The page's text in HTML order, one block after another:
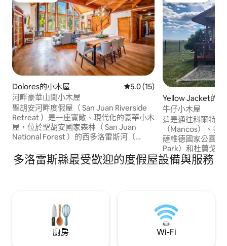
Dolores的小木屋 從 15 則評價中獲得 5.0 的平
5.0 (15)
河畔豪華山間小木屋
聖胡安河畔度假屋（ San Juan Riverside
Retreat ）是一座寬敞、現代化的豪華小木
屋，位於聖胡安國家森林（ San Juan
National Forest ）的西多洛雷斯河（
節如何，您都將有足夠的空間放鬆身心，
也是發起探險之旅的完美場所！ 草坪上有
放鬆身心，享受房源的所有設備與服務！
Yellow Jacket的
牛仔小木屋
這是通往科爾特
（Mancos）、多
薩維德國家公園
Park）和杜蘭戈
口。這個小屋坐落
上！非常適合安靜
晚，享受溫暖的營火
驗令人驚嘆的山景
多洛雷斯縣最受歡迎的度假屋設備與服務
廚房 Wi-Fi